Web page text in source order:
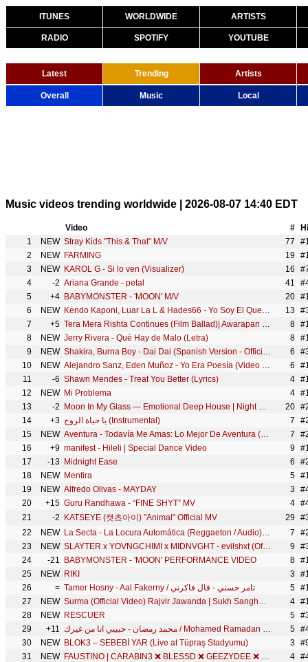
ITUNES WORLDWIDE ARTISTS
RADIO SPOTIFY YOUTUBE
Latest Trending Artists
Overall Music Local
Music videos trending worldwide | 2026-08-07 14:40 EDT
Video #
1
NEW Stray Kids "This & That" M/V 77
2
NEW FARMING 19
3
NEW KAROL G - Si lo ven (Visualizer) 16
4
-2 Ariana Grande - petal 41
5
+4 BABYMONSTER - 'MOON' M/V 20
6
NEW Kendo Kaponi, Luar La L & Hades66 - Yo Soy El Que Eh (Audio) 13
7
+5 Tera Mera Rishta Continues (Film Ballad)| Awarapan 2| Emraan, Disha| Mithoon, Saaj, Sayeed, Mustafa 8
8
NEW Jerry Rivera - Qué Hay de Malo (Letra) 8
9
NEW Shakira, Burna Boy - Dai Dai (Spanish Version - Official Lyric Video) 6
10
NEW Alejandro Sanz, Eden Muñoz - Yo Era Poesía (Video Oficial) 6
11
-6 Shawn Mendes - Treat You Better (Lyrics) 4
12
NEW Mi Problema 4
13
-2 Moon In My Glass — Emotional Deep House | Night Drive 20
14
+3 يا حياة الروح (Instrumental) 7
15
NEW Aventura - Todavía Me Amas: Lo Mejor De Aventura (Álbum Completo) - Mejores Canciones De Aventura 7
16
+9 manifest - Hileli | Special Dance Video 9
17
-13 Midnight Ease 6
18
NEW Mentira 5
19
NEW Alfredo Olivas - MAYDAY 3
20
+15 Guru Randhawa - “FINE SHYT” MV 4
21
-2 KATSEYE (캣츠아이) "Animal" Official MV 29
22
NEW La Secta - La Locura Automática (Reggaeton / Audio) ft. Eddie Dee 7
23
NEW SLAYTER x YOVNGCHIMI x MIDNVGHT - evilshxt (Official Video) 9
24
-21 BABYMONSTER - 'MOON' PERFORMANCE VIDEO 8
25
NEW RIKI 3
26
= Tamer Hosny - Aal Fakerny / تامر حسني - قال فاكرني 5
27
NEW Surma (Official Video) Rajvir Jawanda | Sukh Sanghera | Dilmaan | Teji Nabheala | Yesha Sagar 4
28
NEW RESCUER 5
29
+11 محمد رمضان - حبيبي انا من غيرك / Mohamed Ramadan - Habibi Ana Men Gherak 5
30
NEW BLOK3 – SEBEBİ YAR (Live at Tüpraş Stadyumu) 3
31
NEW FAUSTINO | CARABIN3 ❌ BLESSD ❌ GEEZYDEE ❌ TURY ❌ YOUNGFATTY (Video Oficial) 4